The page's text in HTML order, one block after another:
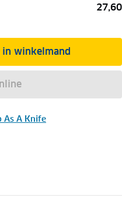
27,60
in winkelmand
As A Knife